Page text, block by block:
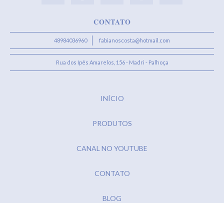
CONTATO
48984036960 fabianoscosta@hotmail.com
Rua dos Ipês Amarelos, 156 - Madri - Palhoça
INÍCIO
PRODUTOS
CANAL NO YOUTUBE
CONTATO
BLOG